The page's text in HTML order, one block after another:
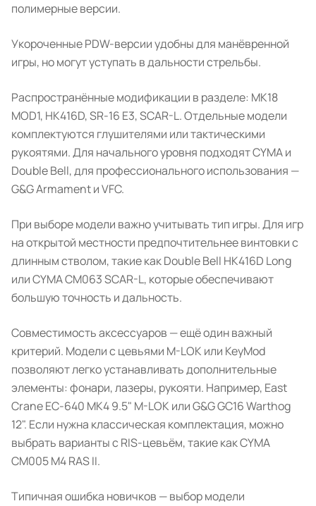
полимерные версии.
Укороченные PDW-версии удобны для манёвренной
игры, но могут уступать в дальности стрельбы.
Распространённые модификации в разделе: MK18
MOD1, HK416D, SR-16 E3, SCAR-L. Отдельные модели
комплектуются глушителями или тактическими
рукоятями. Для начального уровня подходят CYMA и
Double Bell, для профессионального использования —
G&G Armament и VFC.
При выборе модели важно учитывать тип игры. Для игр
на открытой местности предпочтительнее винтовки с
длинным стволом, такие как Double Bell HK416D Long
или CYMA CM063 SCAR-L, которые обеспечивают
большую точность и дальность.
Совместимость аксессуаров — ещё один важный
критерий. Модели с цевьями M-LOK или KeyMod
позволяют легко устанавливать дополнительные
элементы: фонари, лазеры, рукояти. Например, East
Crane EC-640 MK4 9.5" M-LOK или G&G GC16 Warthog
12". Если нужна классическая комплектация, можно
выбрать варианты с RIS-цевьём, такие как CYMA
CM005 M4 RAS II.
Типичная ошибка новичков — выбор модели